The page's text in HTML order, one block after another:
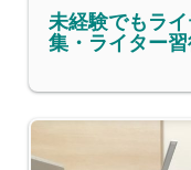
未経験でもラ
集・ライター